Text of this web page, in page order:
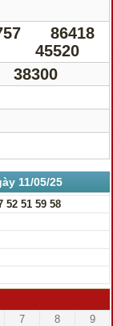
86418
45520
38300
11/05/25
52 51 59 58
7 8 9